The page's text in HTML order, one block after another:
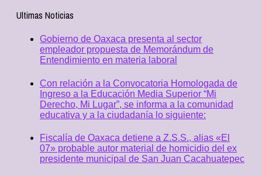
Ultimas Noticias
Gobierno de Oaxaca presenta al sector
empleador propuesta de Memorándum de
Entendimiento en materia laboral
Con relación a la Convocatoria Homologada de
Ingreso a la Educación Media Superior “Mi
Derecho, Mi Lugar”, se informa a la comunidad
educativa y a la ciudadanía lo siguiente:
Fiscalía de Oaxaca detiene a Z.S.S., alias «El
07» probable autor material de homicidio del ex
presidente municipal de San Juan Cacahuatepec